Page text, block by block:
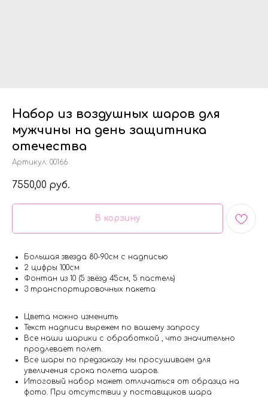
Набор из воздушных шаров для
мужчины на день защитника
отечества
Артикул: 00166
7550,00 руб.
В корзину
Большая звезда 80-90см с надписью
2 цифры 100см
Фонтан из 10 (5 звёзд 45см, 5 пастель)
3 транспортировочных пакета
Цвета можно изменить
Текст надписи вырежем по вашему запросу
Все наши шарики с обработкой , что значительно
продлевает полет.
Все шары по предзаказу мы просушиваем для
увеличения срока полета шаров.
Итоговый набор может отличаться от образца на
фото. При отсутствии у поставщиков шара